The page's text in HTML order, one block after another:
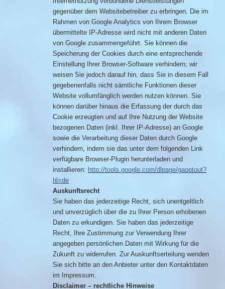
gegenüber dem Websitebetreiber zu erbringen. Die im
Rahmen von Google Analytics von Ihrem Browser
übermittelte IP-Adresse wird nicht mit anderen Daten
von Google zusammengeführt. Sie können die
Speicherung der Cookies durch eine entsprechende
Einstellung Ihrer Browser-Software verhindern; wir
weisen Sie jedoch darauf hin, dass Sie in diesem Fall
gegebenenfalls nicht sämtliche Funktionen dieser
Website vollumfänglich werden nutzen können. Sie
können darüber hinaus die Erfassung der durch das
Cookie erzeugten und auf Ihre Nutzung der Website
bezogenen Daten (inkl. Ihrer IP-Adresse) an Google
sowie die Verarbeitung dieser Daten durch Google
verhindern, indem sie das unter dem folgenden Link
verfügbare Browser-Plugin herunterladen und
installieren: http://tools.google.com/dlpage/gaoptout?
hl=de
Auskunftsrecht
Sie haben das jederzeitige Recht, sich unentgeltlich
und unverzüglich über die zu Ihrer Person erhobenen
Daten zu erkundigen. Sie haben das jederzeitige
Recht, Ihre Zustimmung zur Verwendung Ihrer
angegeben persönlichen Daten mit Wirkung für die
Zukunft zu widerrufen. Zur Auskunftserteilung wenden
Sie sich bitte an den Anbieter unter den Kontaktdaten
im Impressum.
Disclaimer – rechtliche Hinweise